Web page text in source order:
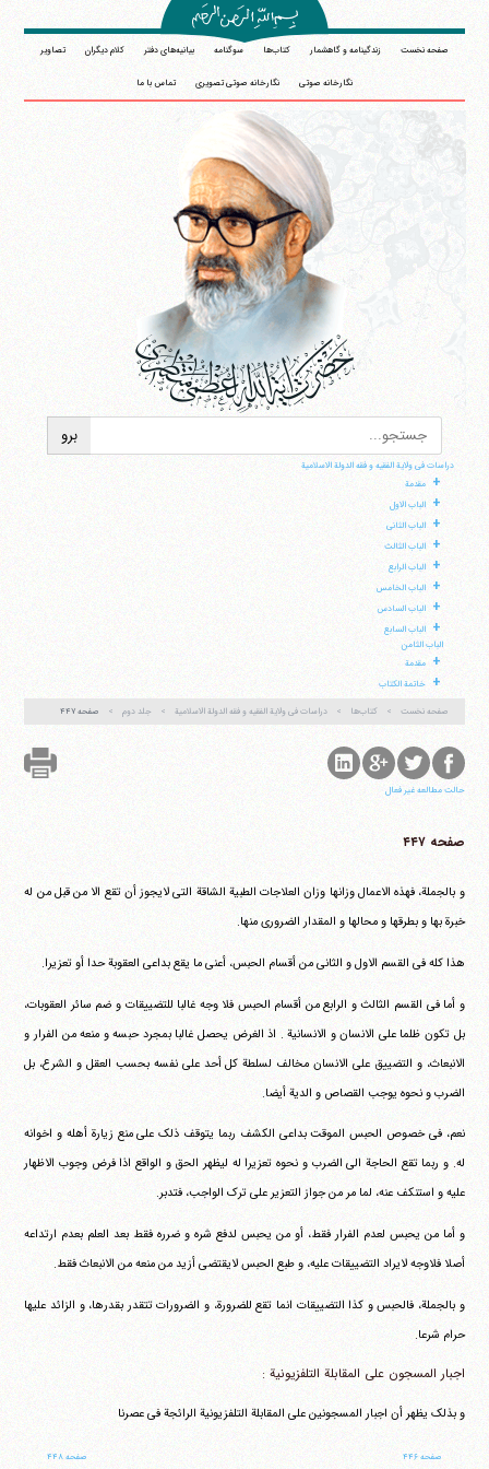
صفحه نخست زندگینامه و گاهشمار کتاب‌ها سوگنامه بیانیه‌های دفتر کلام دیگران تصاویر
نگارخانه صوتی نگارخانه صوتی تصویری تماس با ما
دراسات فی ولایة الفقیه و فقه الدولة الاسلامیة
+ مقدمة
+ الباب الاول
+ الباب الثانی
+ الباب الثالث
+ الباب الرابع
+ الباب الخامس
+ الباب السادس
+
الباب السابع
الباب الثامن
+ مقدمة
+ خاتمة الکتاب
صفحه نخست کتاب‌ها دراسات فی ولایة الفقیه و فقه الدولة الاسلامیة جلد دوم صفحه ۴۴۷
حالت مطالعه غیر فعال
صفحه ۴۴۷
و بالجملة، فهذه الاعمال وزانها وزان العلاجات الطبیة الشاقة التی لایجوز أن تقع الا من قبل من له
خبرة بها و بطرقها و محالها و المقدار الضروری منها.
هذا کله فی القسم الاول و الثانی من أقسام الحبس، أعنی ما یقع بداعی العقوبة حدا أو تعزیرا.
و أما فی القسم الثالث و الرابع من أقسام الحبس فلا وجه غالبا للتضییقات و ضم سائر العقوبات،
بل تکون ظلما علی الانسان و الانسانیة . اذ الغرض یحصل غالبا بمجرد حبسه و منعه من الفرار و
الانبعاث، و التضییق علی الانسان مخالف لسلطة کل أحد علی نفسه بحسب العقل و الشرع، بل
الضرب و نحوه یوجب القصاص و الدیة أیضا.
نعم، فی خصوص الحبس الموقت بداعی الکشف ربما یتوقف ذلک علی منع زیارة أهله و اخوانه
له. و ربما تقع الحاجة الی الضرب و نحوه تعزیرا له لیظهر الحق و الواقع اذا فرض وجوب الاظهار
علیه و استنکف عنه، لما مر من جواز التعزیر علی ترک الواجب، فتدبر.
و أما من یحبس لعدم الفرار فقط، أو من یحبس لدفع شره و ضرره فقط بعد العلم بعدم ارتداعه
أصلا فلاوجه لایراد التضییقات علیه، و طبع الحبس لایقتضی أزید من منعه من الانبعاث فقط.
و بالجملة، فالحبس و کذا التضییقات انما تقع للضرورة، و الضرورات تتقدر بقدرها، و الزائد علیها
حرام شرعا.
اجبار المسجون علی المقابلة التلفزیونیة :
و بذلک یظهر أن اجبار المسجونین علی المقابلة التلفزیونیة الرائجة فی عصرنا
صفحه ۴۴۶ صفحه ۴۴۸